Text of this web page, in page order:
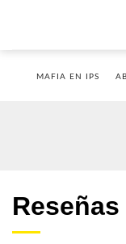
MAFIA EN IPS
Reseñas